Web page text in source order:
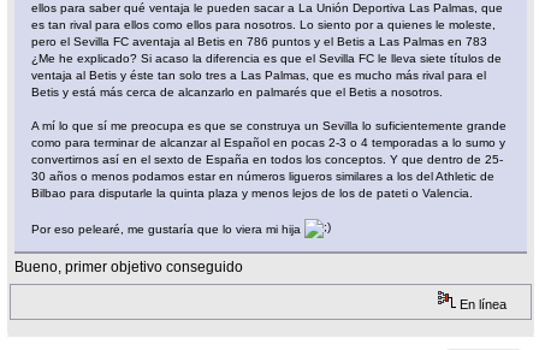
ellos para saber qué ventaja le pueden sacar a La Unión Deportiva Las Palmas, que
es tan rival para ellos como ellos para nosotros. Lo siento por a quienes le moleste,
pero el Sevilla FC aventaja al Betis en 786 puntos y el Betis a Las Palmas en 783
¿Me he explicado? Si acaso la diferencia es que el Sevilla FC le lleva siete títulos de
ventaja al Betis y éste tan solo tres a Las Palmas, que es mucho más rival para el
Betis y está más cerca de alcanzarlo en palmarés que el Betis a nosotros.
A mí lo que sí me preocupa es que se construya un Sevilla lo suficientemente grande
como para terminar de alcanzar al Español en pocas 2-3 o 4 temporadas a lo sumo y
convertirnos así en el sexto de España en todos los conceptos. Y que dentro de 25-
30 años o menos podamos estar en números ligueros similares a los del Athletic de
Bilbao para disputarle la quinta plaza y menos lejos de los de pateti o Valencia.
Por eso pelearé, me gustaría que lo viera mi hija
Bueno, primer objetivo conseguido
En línea